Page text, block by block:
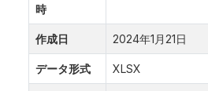
時
作成日 2024年1月21日
データ形式 XLSX